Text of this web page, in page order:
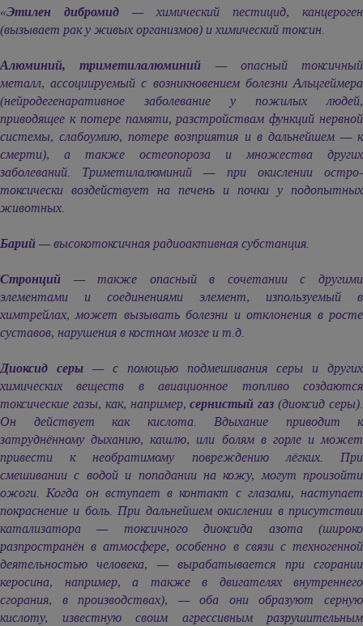
«Этилен дибромид — химический пестицид, канцероген
(вызывает рак у живых организмов) и химический токсин.
Алюминий, триметилалюминий — опасный токсичный
металл, ассоциируемый с возникновением болезни Альцгеймера
(нейродегенаративное заболевание у пожилых людей,
приводящее к потере памяти, разстройствам функций нервной
системы, слабоумию, потере возприятия и в дальнейшем — к
смерти), а также остеопороза и множества других
заболеваний. Триметилалюминий — при окислении остро-
токсически воздействует на печень и почки у подопытных
животных.
Барий— высокотоксичная радиоактивная субстанция.
Стронций — также опасный в сочетании с другими
элементами и соединениями элемент, изпользуемый в
химтрейлах, может вызывать болезни и отклонения в росте
суставов, нарушения в костном мозге и т.д.
Диоксид серы — с помощью подмешивания серы и других
химических веществ в авиационное топливо создаются
токсические газы, как, например,сернистый газ (диоксид серы).
Он действует как кислота. Вдыхание приводит к
затруднённому дыханию, кашлю, или болям в горле и может
привести к необратимому повреждению лёгких. При
смешивании с водой и попадании на кожу, могут произойти
ожоги. Когда он вступает в контакт с глазами, наступает
покраснение и боль. При дальнейшем окислении в присутствии
катализатора — токсичного диоксида азота (широко
разпространён в атмосфере, особенно в связи с техногенной
деятельностью человека, — вырабатывается при сгорании
керосина, например, а также в двигателях внутреннего
сгорания, в производствах), — оба они образуют серную
кислоту, известную своим агрессивным разрушительным